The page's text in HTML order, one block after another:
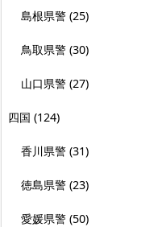
島根県警 (25)
鳥取県警 (30)
山口県警 (27)
四国 (124)
香川県警 (31)
徳島県警 (23)
愛媛県警 (50)